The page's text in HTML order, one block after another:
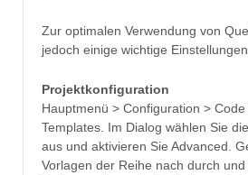
Zur optimalen Verwendung von
jedoch einige wichtige
Projektkonfiguration
Hauptmenü > Configuration >
Templates. Im Dialog wählen Sie
aus und aktivieren Sie Advanced.
Vorlagen der Reihe nach durch